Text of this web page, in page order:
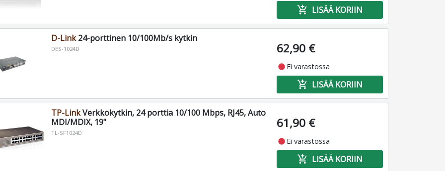
add_shopping_cart LISÄÄ KORIIN
D-Link24-porttinen 10/100Mb/s kytkin
DES-1024D 62,90 €
fiber_manual_record Ei varastossa
add_shopping_cart LISÄÄ KORIIN
TP-LinkVerkkokytkin, 24 porttia 10/100 Mbps, RJ45, Auto
MDI/MDIX, 19"
TL-SF1024D
61,90 €
fiber_manual_record Ei varastossa
add_shopping_cart LISÄÄ KORIIN